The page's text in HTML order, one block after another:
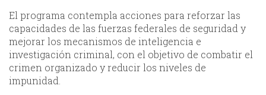
El programa contempla acciones para reforzar las
capacidades de las fuerzas federales de seguridad y
mejorar los mecanismos de inteligencia e
investigación criminal, con el objetivo de combatir el
crimen organizado y reducir los niveles de
impunidad.